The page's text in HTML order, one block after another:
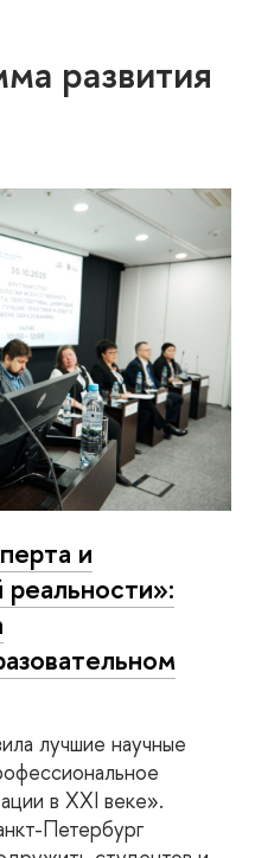
развития
и
реальности»:
лучшие научные
в XXI веке».
Петербург